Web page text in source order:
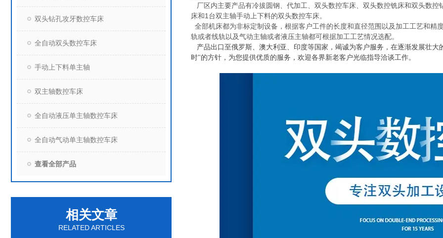
双头钻孔攻牙数控车床
全自动双头数控车床
手动上下料单主轴
双主轴数控车床
全自动液压单主轴数控车床
全自动气动单主轴数控车床
查看全部产品
相关文章
RELATED ARTICLES
厂区内主要产品有冷拔圆钢、代加工、双头数控车床、双头数控铣床和双头数控
床和1 台双主轴手动上下料的双头数控车床。
全部机床都为非标定制设备，根据客户工件的长度和直径范围以及加工工艺和
轨或者线轨以及气动主轴或者液压主轴都可根据加工工艺情况选配。
产品出口至俄罗斯、澳大利亚、印度等国家，竭诚为客户服务，在逐渐发展壮
时"的方针，为您提供优质的服务，欢迎各界新老客户光临指导洽谈工作。